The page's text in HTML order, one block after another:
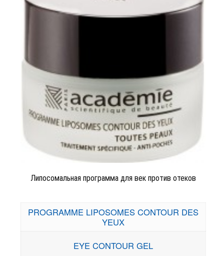
Липосомальная программа для век против отеков
PROGRAMME LIPOSOMES CONTOUR DES
YEUX
EYE CONTOUR GEL